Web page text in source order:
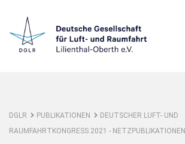
DGLR PUBLIKATIONEN
DEUTSCHER LUFT- UND
RAUMFAHRTKONGRESS 2021 - NETZPUBLIKATIONEN